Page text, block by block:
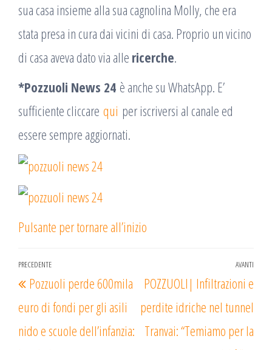
sua casa insieme alla sua cagnolina Molly, che era
stata presa in cura dai vicini di casa. Proprio un vicino
di casa aveva dato via alle ricerche.
*Pozzuoli News 24 è anche su WhatsApp. E’
sufficiente cliccare qui per iscriversi al canale ed
essere sempre aggiornati.
Pulsante per tornare all’inizio
Navigazione
articoli
Articolo
precedente
PRECEDENTE
Pozzuoli perde 600mila
euro di fondi per gli asili
nido e scuole dell’infanzia:
AVANTI
POZZUOLI| Infiltrazioni e
perdite idriche nel tunnel
Tranvai: “Temiamo per la